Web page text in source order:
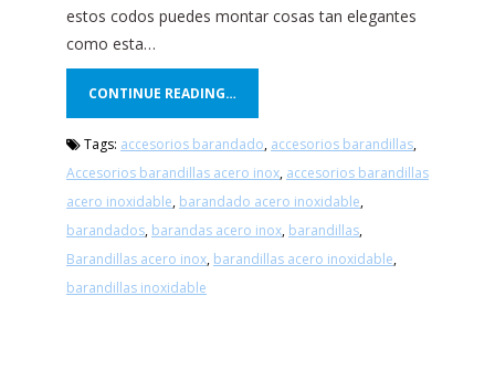
estos codos puedes montar cosas tan elegantes
como esta…
CONTINUE READING…
Tags: accesorios barandado, accesorios barandillas,
Accesorios barandillas acero inox, accesorios barandillas
acero inoxidable, barandado acero inoxidable,
barandados, barandas acero inox, barandillas,
Barandillas acero inox, barandillas acero inoxidable,
barandillas inoxidable